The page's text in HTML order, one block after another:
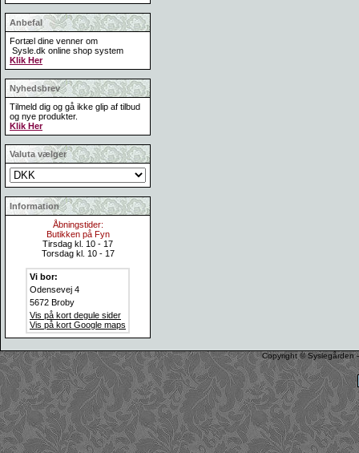
Anbefal
Fortæl dine venner om
Sysle.dk online shop system
Klik Her
Nyhedsbrev
Tilmeld dig og gå ikke glip af tilbud
og nye produkter.
Klik Her
Valuta vælger
Information
Åbningstider:
Butikken på Fyn
Tirsdag kl. 10 - 17
Torsdag kl. 10 - 17
Vi bor:
Odensevej 4
5672 Broby
Vis på kort degule sider
Vis på kort Google maps
Copyright © Syslegården